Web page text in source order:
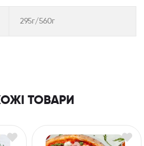
295г/560г
ТОВАРИ